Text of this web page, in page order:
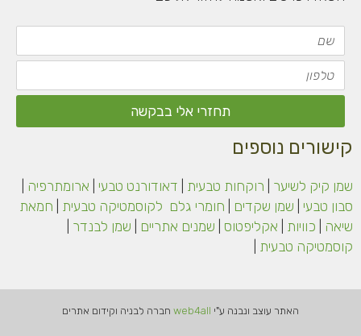
שם
טלפון
תחזרי אלי בבקשה
קישורים נוספים
שמן קיק לשיער רוקחות טבעית דאודורנט טבעי ארומתרפיה
סבון טבעי
שמן שקדים חומרי גלם לקוסמטיקה טבעית
חמאת
שיאה
כוויות אקליפטוס שמנים אתריים שמן לבנדר
קוסמטיקה טבעית
האתר עוצב ונבנה ע"י web4allחברה לבניה וקידום אתרים